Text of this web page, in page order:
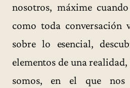
nosotros, máxime
como toda conversación
sobre lo esencial,
elementos de una
somos, en el que nos